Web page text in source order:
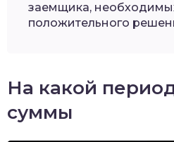
заемщика,
положительного
На какой
суммы